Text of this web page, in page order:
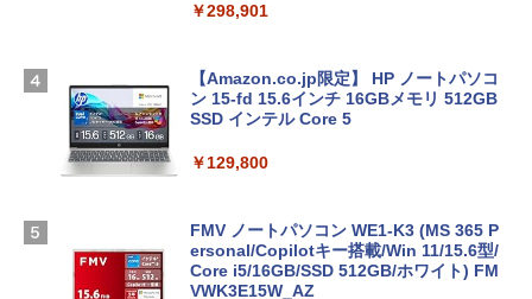
￥298,901
【Amazon.co.jp限定】 HP ノートパソコ
ン 15-fd 15.6インチ 16GBメモリ 512GB
SSD インテル Core 5
￥129,800
FMV ノートパソコン WE1-K3 (MS 365 P
ersonal/Copilotキー搭載/Win 11/15.6型/
Core i5/16GB/SSD 512GB/ホワイト) FM
VWK3E15W_AZ